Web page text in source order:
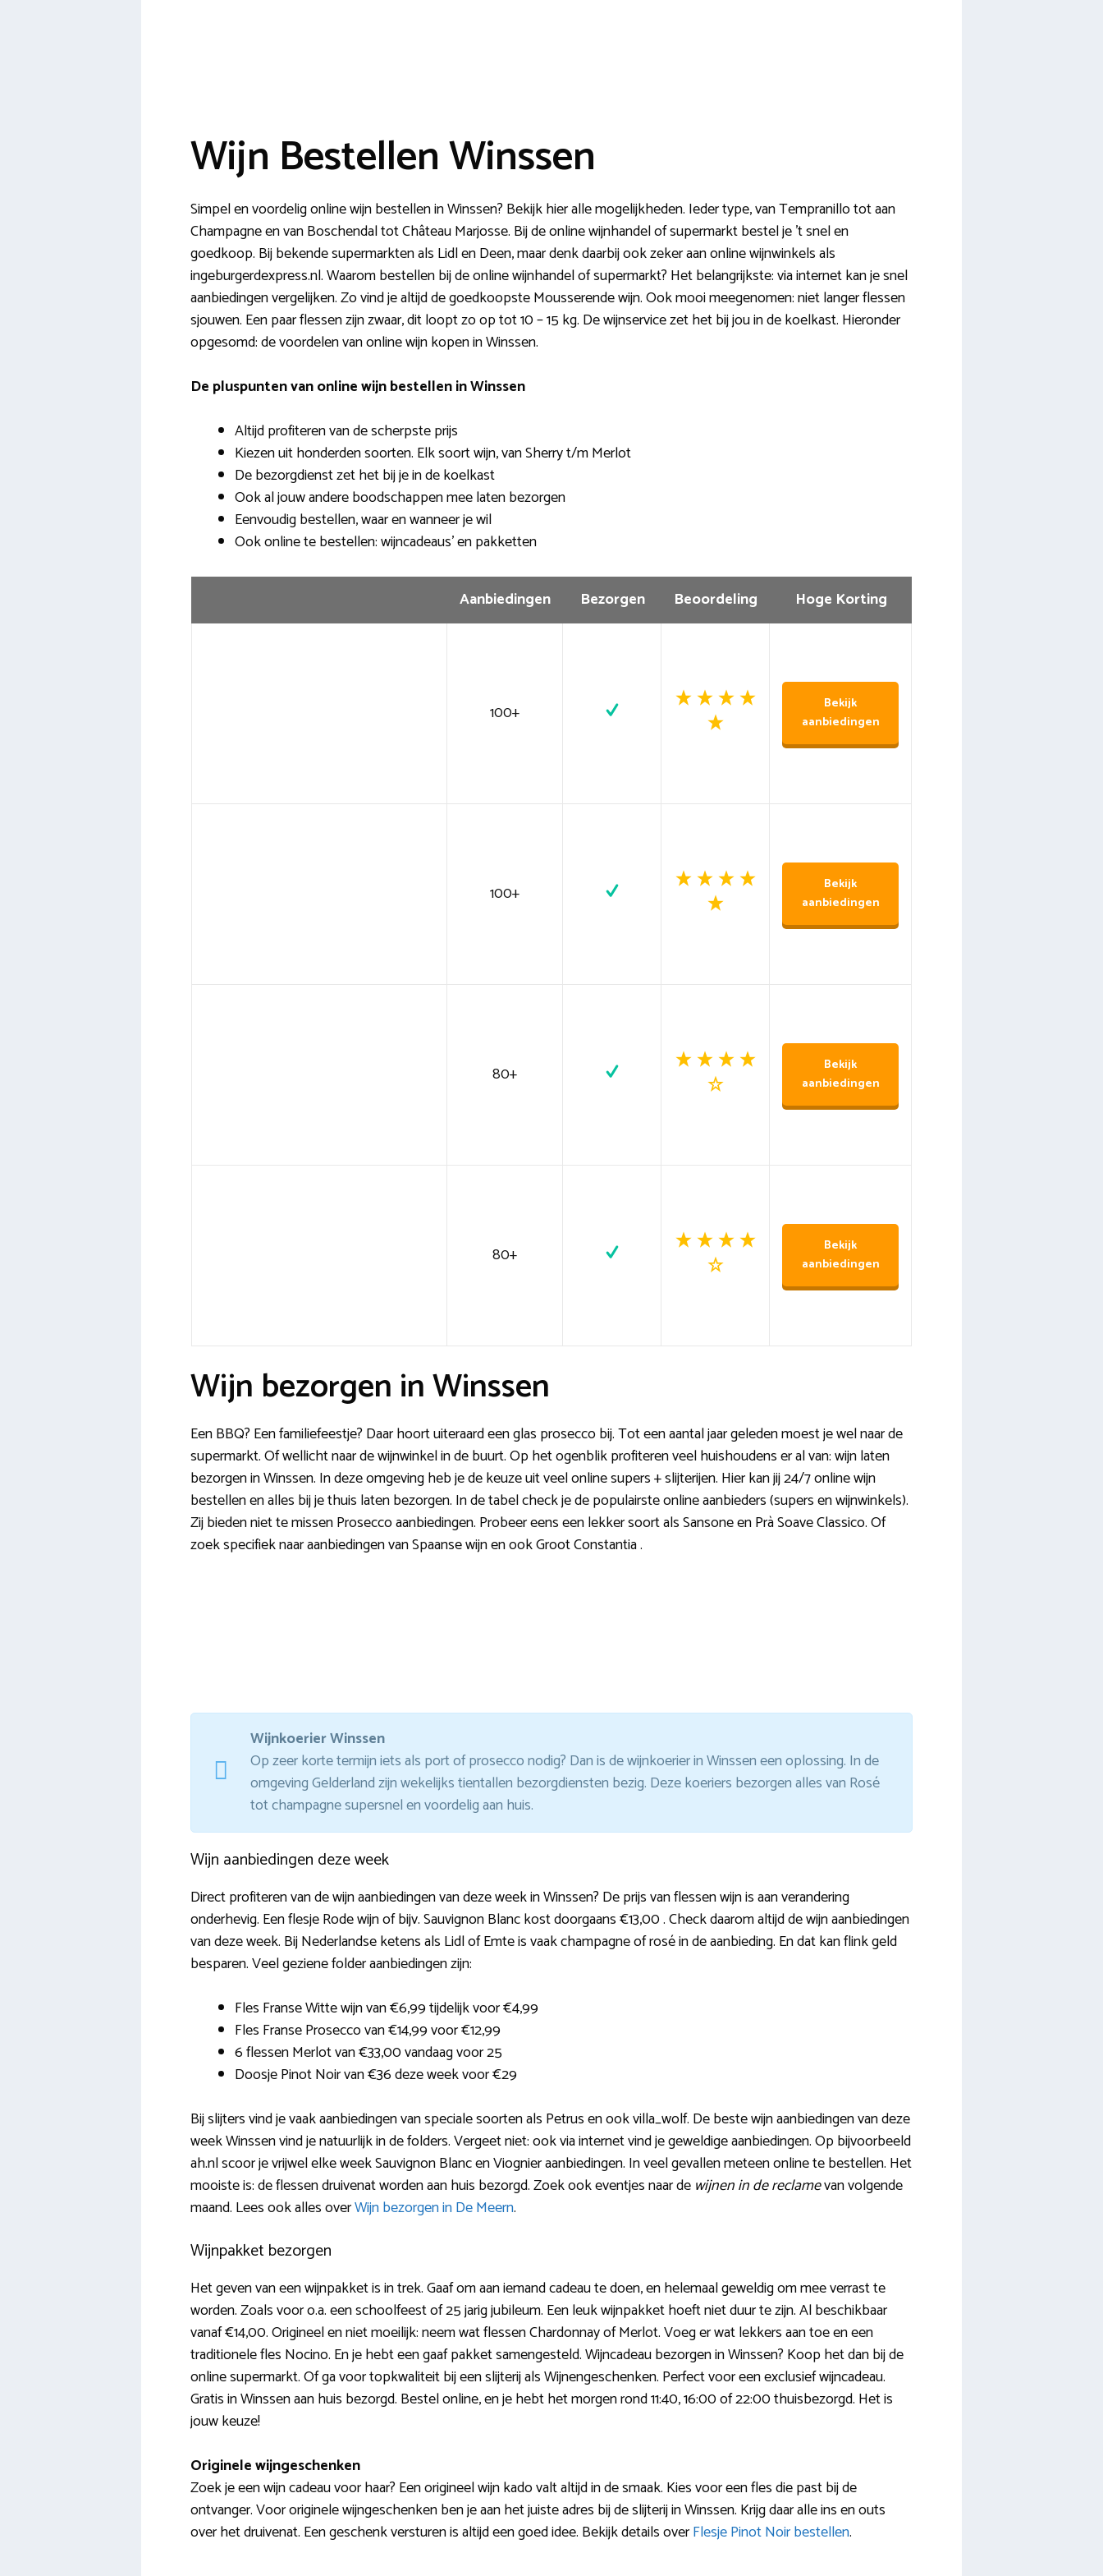
Wijn Bestellen Winssen
Simpel en voordelig online wijn bestellen in Winssen? Bekijk hier alle mogelijkheden. Ieder type, van Tempranillo tot aan
Champagne en van Boschendal tot Château Marjosse. Bij de online wijnhandel of supermarkt bestel je ’t snel en
goedkoop. Bij bekende supermarkten als Lidl en Deen, maar denk daarbij ook zeker aan online wijnwinkels als
ingeburgerdexpress.nl. Waarom bestellen bij de online wijnhandel of supermarkt? Het belangrijkste: via internet kan je snel
aanbiedingen vergelijken. Zo vind je altijd de goedkoopste Mousserende wijn. Ook mooi meegenomen: niet langer flessen
sjouwen. Een paar flessen zijn zwaar, dit loopt zo op tot 10 – 15 kg. De wijnservice zet het bij jou in de koelkast. Hieronder
opgesomd: de voordelen van online wijn kopen in Winssen.
De pluspunten van online wijn bestellen in Winssen
Altijd profiteren van de scherpste prijs
Kiezen uit honderden soorten. Elk soort wijn, van Sherry t/m Merlot
De bezorgdienst zet het bij je in de koelkast
Ook al jouw andere boodschappen mee laten bezorgen
Eenvoudig bestellen, waar en wanneer je wil
Ook online te bestellen: wijncadeaus’ en pakketten
Aanbiedingen Bezorgen Beoordeling Hoge Korting
100+
Bekijk
aanbiedingen
100+
Bekijk
aanbiedingen
80+
Bekijk
aanbiedingen
80+
Bekijk
aanbiedingen
Wijn bezorgen in Winssen
Een BBQ? Een familiefeestje? Daar hoort uiteraard een glas prosecco bij. Tot een aantal jaar geleden moest je wel naar de
supermarkt. Of wellicht naar de wijnwinkel in de buurt. Op het ogenblik profiteren veel huishoudens er al van: wijn laten
bezorgen in Winssen. In deze omgeving heb je de keuze uit veel online supers + slijterijen. Hier kan jij 24/7 online wijn
bestellen en alles bij je thuis laten bezorgen. In de tabel check je de populairste online aanbieders (supers en wijnwinkels).
Zij bieden niet te missen Prosecco aanbiedingen. Probeer eens een lekker soort als Sansone en Prà Soave Classico. Of
zoek specifiek naar aanbiedingen van Spaanse wijn en ook Groot Constantia .
Wijnkoerier Winssen
Op zeer korte termijn iets als port of prosecco nodig? Dan is de wijnkoerier in Winssen een oplossing. In de
omgeving Gelderland zijn wekelijks tientallen bezorgdiensten bezig. Deze koeriers bezorgen alles van Rosé
tot champagne supersnel en voordelig aan huis.
Wijn aanbiedingen deze week
Direct profiteren van de wijn aanbiedingen van deze week in Winssen? De prijs van flessen wijn is aan verandering
onderhevig. Een flesje Rode wijn of bijv. Sauvignon Blanc kost doorgaans €13,00 . Check daarom altijd de wijn aanbiedingen
van deze week. Bij Nederlandse ketens als Lidl of Emte is vaak champagne of rosé in de aanbieding. En dat kan flink geld
besparen. Veel geziene folder aanbiedingen zijn:
Fles Franse Witte wijn van €6,99 tijdelijk voor €4,99
Fles Franse Prosecco van €14,99 voor €12,99
6 flessen Merlot van €33,00 vandaag voor 25
Doosje Pinot Noir van €36 deze week voor €29
Bij slijters vind je vaak aanbiedingen van speciale soorten als Petrus en ook villa_wolf. De beste wijn aanbiedingen van deze
week Winssen vind je natuurlijk in de folders. Vergeet niet: ook via internet vind je geweldige aanbiedingen. Op bijvoorbeeld
ah.nl scoor je vrijwel elke week Sauvignon Blanc en Viognier aanbiedingen. In veel gevallen meteen online te bestellen. Het
mooiste is: de flessen druivenat worden aan huis bezorgd. Zoek ook eventjes naar de wijnen in de reclamevan volgende
maand. Lees ook alles overWijn bezorgen in De Meern.
Wijnpakket bezorgen
Het geven van een wijnpakket is in trek. Gaaf om aan iemand cadeau te doen, en helemaal geweldig om mee verrast te
worden. Zoals voor o.a. een schoolfeest of 25 jarig jubileum. Een leuk wijnpakket hoeft niet duur te zijn. Al beschikbaar
vanaf €14,00. Origineel en niet moeilijk: neem wat flessen Chardonnay of Merlot. Voeg er wat lekkers aan toe en een
traditionele fles Nocino. En je hebt een gaaf pakket samengesteld. Wijncadeau bezorgen in Winssen? Koop het dan bij de
online supermarkt. Of ga voor topkwaliteit bij een slijterij als Wijnengeschenken. Perfect voor een exclusief wijncadeau.
Gratis in Winssen aan huis bezorgd. Bestel online, en je hebt het morgen rond 11:40, 16:00 of 22:00 thuisbezorgd. Het is
jouw keuze!
Originele wijngeschenken
Zoek je een wijn cadeau voor haar? Een origineel wijn kado valt altijd in de smaak. Kies voor een fles die past bij de
ontvanger. Voor originele wijngeschenken ben je aan het juiste adres bij de slijterij in Winssen. Krijg daar alle ins en outs
over het druivenat. Een geschenk versturen is altijd een goed idee. Bekijk details overFlesje Pinot Noir bestellen.